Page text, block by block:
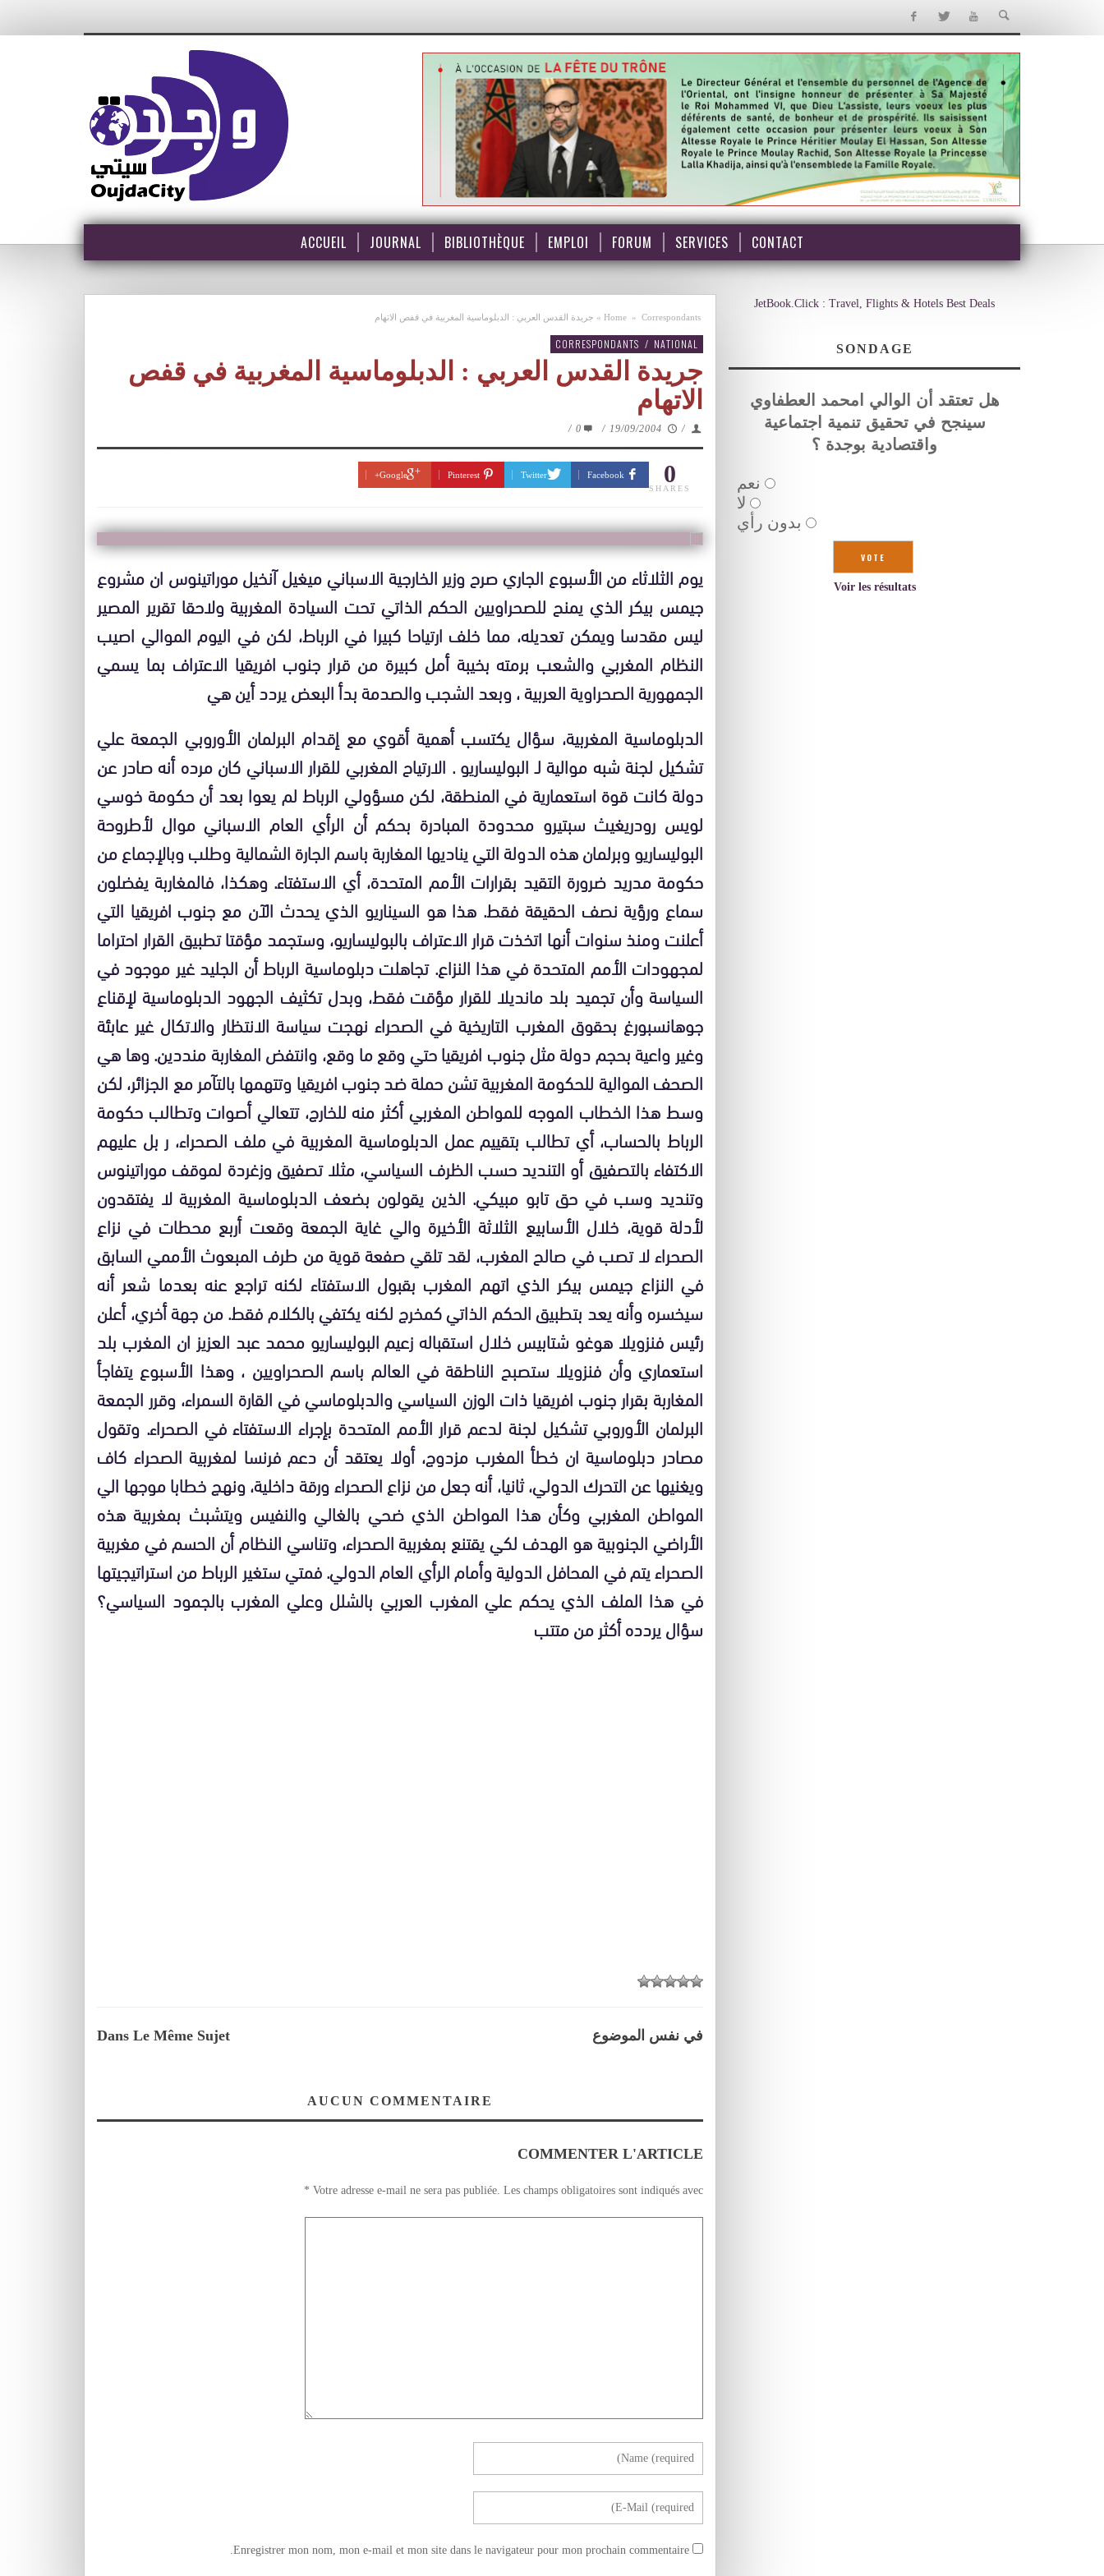
ACCUEIL JOURNAL BIBLIOTHÈQUE EMPLOI FORUM SERVICES CONTACT
Home » Correspondants
» جريدة القدس العربي : الدبلوماسية المغربية في قفص الاتهام
CORRESPONDANTS / NATIONAL
جريدة القدس العربي : الدبلوماسية المغربية في قفص
الاتهام
/
19/09/2004
/
0
/
0
SHARES
Facebook
Twitter
Pinterest
Google+
يوم الثلاثاء من الأسبوع الجاري صرح وزير الخارجية الاسباني ميغيل آنخيل موراتينوس ان مشروع
جيمس بيكر الذي يمنح للصحراويين الحكم الذاتي تحت السيادة المغربية ولاحقا تقرير المصير
ليس مقدسا ويمكن تعديله، مما خلف ارتياحا كبيرا في الرباط، لكن في اليوم الموالي اصيب
النظام المغربي والشعب برمته بخيبة أمل كبيرة من قرار جنوب افريقيا الاعتراف بما يسمي
الجمهورية الصحراوية العربية ، وبعد الشجب والصدمة بدأ البعض يردد أين هي
الدبلوماسية المغربية، سؤال يكتسب أهمية أقوي مع إقدام البرلمان الأوروبي الجمعة علي
تشكيل لجنة شبه موالية لـ البوليساريو . الارتياح المغربي للقرار الاسباني كان مرده أنه صادر عن
دولة كانت قوة استعمارية في المنطقة، لكن مسؤولي الرباط لم يعوا بعد أن حكومة خوسي
لويس رودريغيث سبتيرو محدودة المبادرة بحكم أن الرأي العام الاسباني موال لأطروحة
البوليساريو وبرلمان هذه الدولة التي يناديها المغاربة باسم الجارة الشمالية وطلب وبالإجماع من
حكومة مدريد ضرورة التقيد بقرارات الأمم المتحدة، أي الاستفتاء. وهكذا، فالمغاربة يفضلون
سماع ورؤية نصف الحقيقة فقط. هذا هو السيناريو الذي يحدث الآن مع جنوب افريقيا التي
أعلنت ومنذ سنوات أنها اتخذت قرار الاعتراف بالبوليساريو، وستجمد مؤقتا تطبيق القرار احتراما
لمجهودات الأمم المتحدة في هذا النزاع. تجاهلت دبلوماسية الرباط أن الجليد غير موجود في
السياسة وأن تجميد بلد مانديلا للقرار مؤقت فقط، وبدل تكثيف الجهود الدبلوماسية لإقناع
جوهانسبورغ بحقوق المغرب التاريخية في الصحراء نهجت سياسة الانتظار والاتكال غير عابئة
وغير واعية بحجم دولة مثل جنوب افريقيا حتي وقع ما وقع، وانتفض المغاربة منددين. وها هي
الصحف الموالية للحكومة المغربية تشن حملة ضد جنوب افريقيا وتتهمها بالتآمر مع الجزائر، لكن
وسط هذا الخطاب الموجه للمواطن المغربي أكثر منه للخارج، تتعالي أصوات وتطالب حكومة
الرباط بالحساب، أي تطالب بتقييم عمل الدبلوماسية المغربية في ملف الصحراء، ر بل عليهم
الاكتفاء بالتصفيق أو التنديد حسب الظرف السياسي، مثلا تصفيق وزغردة لموقف موراتينوس
وتنديد وسب في حق تابو مبيكي. الذين يقولون بضعف الدبلوماسية المغربية لا يفتقدون
لأدلة قوية، خلال الأسابيع الثلاثة الأخيرة والي غاية الجمعة وقعت أربع محطات في نزاع
الصحراء لا تصب في صالح المغرب، لقد تلقي صفعة قوية من طرف المبعوث الأممي السابق
في النزاع جيمس بيكر الذي اتهم المغرب بقبول الاستفتاء لكنه تراجع عنه بعدما شعر أنه
سيخسره وأنه يعد بتطبيق الحكم الذاتي كمخرج لكنه يكتفي بالكلام فقط. من جهة أخري، أعلن
رئيس فنزويلا هوغو شتابيس خلال استقباله زعيم البوليساريو محمد عبد العزيز ان المغرب بلد
استعماري وأن فنزويلا ستصبح الناطقة في العالم باسم الصحراويين ، وهذا الأسبوع يتفاجأ
المغاربة بقرار جنوب افريقيا ذات الوزن السياسي والدبلوماسي في القارة السمراء، وقرر الجمعة
البرلمان الأوروبي تشكيل لجنة لدعم قرار الأمم المتحدة بإجراء الاستفتاء في الصحراء. وتقول
مصادر دبلوماسية ان خطأ المغرب مزدوج، أولا يعتقد أن دعم فرنسا لمغربية الصحراء كاف
ويغنيها عن التحرك الدولي، ثانيا، أنه جعل من نزاع الصحراء ورقة داخلية، ونهج خطابا موجها الي
المواطن المغربي وكأن هذا المواطن الذي ضحي بالغالي والنفيس ويتشبث بمغربية هذه
الأراضي الجنوبية هو الهدف لكي يقتنع بمغربية الصحراء، وتناسي النظام أن الحسم في مغربية
الصحراء يتم في المحافل الدولية وأمام الرأي العام الدولي. فمتي ستغير الرباط من استراتيجيتها
في هذا الملف الذي يحكم علي المغرب العربي بالشلل وعلي المغرب بالجمود السياسي؟
سؤال يردده أكثر من متتب
Dans Le Même Sujet في نفس الموضوع
AUCUN COMMENTAIRE
COMMENTER L'ARTICLE
Votre adresse e-mail ne sera pas publiée. Les champs obligatoires sont indiqués avec
*
Enregistrer mon nom, mon e-mail et mon site dans le navigateur pour mon prochain commentaire.
JetBook.Click : Travel, Flights & Hotels Best Deals
SONDAGE
هل تعتقد أن الوالي امحمد العطفاوي
سينجح في تحقيق تنمية اجتماعية
واقتصادية بوجدة ؟
نعم
لا
بدون رأي
Voir les résultats